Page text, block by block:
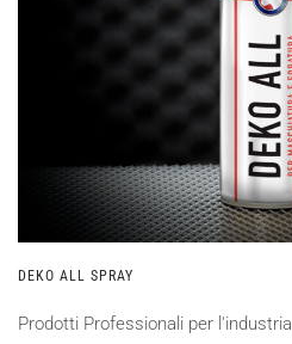
DEKO ALL SPRAY
Prodotti Professionali per l'industria